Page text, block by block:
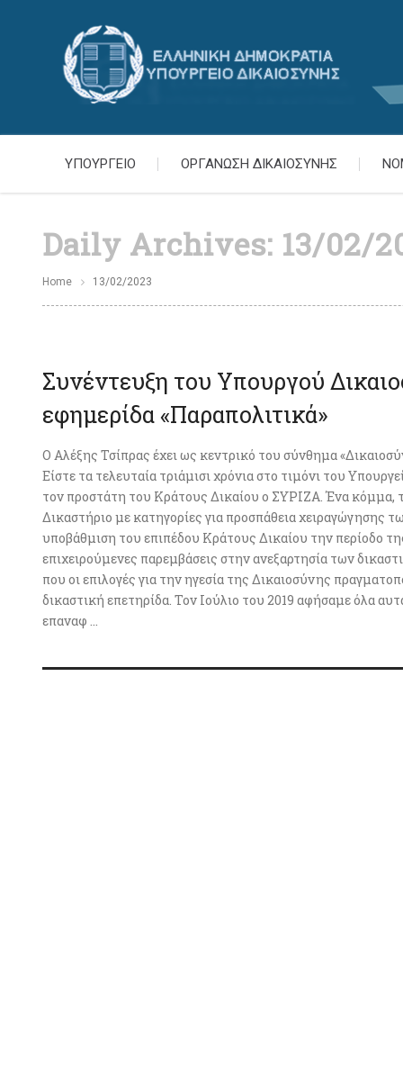
ΥΠΟΥΡΓΕΙΟ ΟΡΓΑΝΩΣΗ ΔΙΚΑΙΟΣΥΝΗΣ
Daily Archives: 13/02/
Home 13/02/2023
Συνέντευξη του Υπουργού
εφημερίδα «Παραπολιτικά»
Ο Αλέξης Τσίπρας έχει ως κεντρικό του σύνθημα
Είστε τα τελευταία τριάμισι χρόνια στο τιμόνι του
τον προστάτη του Κράτους Δικαίου ο ΣΥΡΙΖΑ. Ένα κόμμα,
Δικαστήριο με κατηγορίες για προσπάθεια χειραγώγησης
υποβάθμιση του επιπέδου Κράτους Δικαίου την περίοδο
επιχειρούμενες παρεμβάσεις στην ανεξαρτησία των
που οι επιλογές για την ηγεσία της Δικαιοσύνης
δικαστική επετηρίδα. Τον Ιούλιο του 2019 αφήσαμε όλα
επαναφ ...